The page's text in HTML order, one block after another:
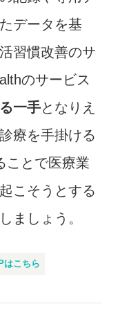
データを基
習慣改善のサ
のサービス
一手となりえ
療を手掛ける
ことで医療業
こそうとする
ましょう。
はこちら